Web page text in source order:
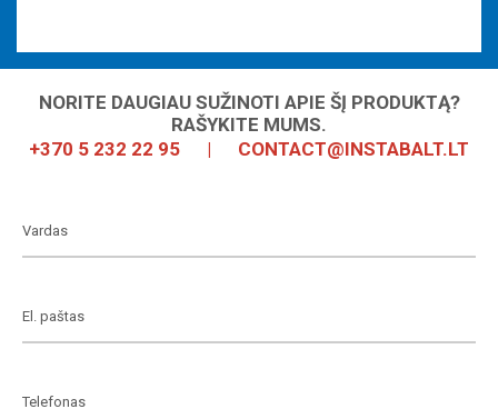
NORITE DAUGIAU SUŽINOTI APIE ŠĮ PRODUKTĄ?
RAŠYKITE MUMS.
+370 5 232 22 95
| CONTACT@INSTABALT.LT